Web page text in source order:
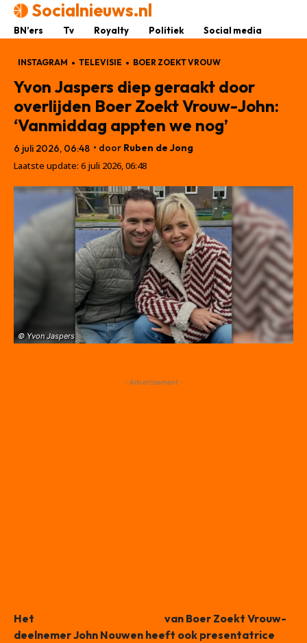
Socialnieuws.nl
BN’ers Tv Royalty Politiek Social media
INSTAGRAM TELEVISIE BOER ZOEKT VROUW
Yvon Jaspers diep geraakt door
overlijden Boer Zoekt Vrouw-John:
‘Vanmiddag appten we nog’
6 juli 2026, 06:48 • door Ruben de Jong
Laatste update: 6 juli 2026, 06:48
© Yvon Jaspers
- Advertisement -
Het
van Boer Zoekt Vrouw-
deelnemer John Nouwen heeft ook presentatrice